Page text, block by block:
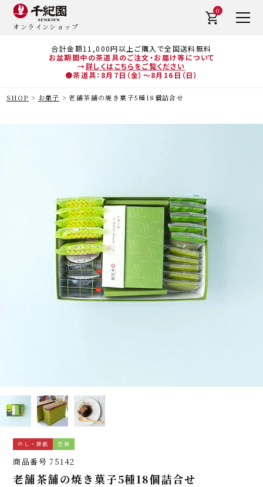
合計金額11,000円以上ご購入で全国送料無料
お盆期間中の茶道具のご注文・お届け等について
→詳しくはこちらをご覧ください
●茶道具：8月7日（金）～8月16日（日）
オンラインショップ
0
SHOP お菓子 老舗茶舗の焼き菓子5種18個詰合せ
のし・掛紙 包装
商品番号 75142
老舗茶舗の焼き菓子5種18個詰合せ